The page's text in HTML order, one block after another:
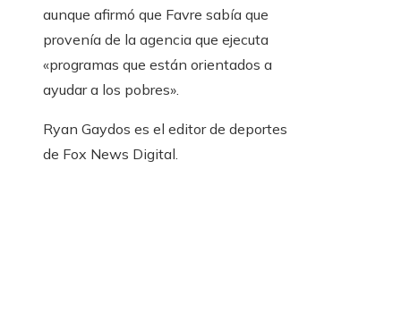
aunque afirmó que Favre sabía que
provenía de la agencia que ejecuta
«programas que están orientados a
ayudar a los pobres».
Ryan Gaydos es el editor de deportes
de Fox News Digital.